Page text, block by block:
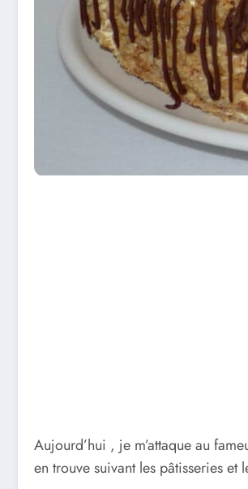
Aujourd’hui , je m’attaque au
en trouve suivant les pâtisseries